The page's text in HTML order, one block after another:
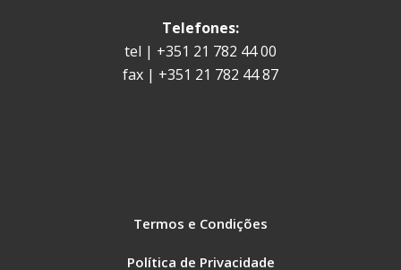
Telefones:
tel | +351 21 782 44 00
fax | +351 21 782 44 87
Termos e Condições
Política de Privacidade